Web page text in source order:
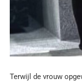
Terwijl de vrouw